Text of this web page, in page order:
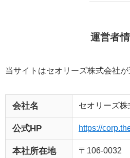
運営者
当サイトはセオリーズ株式会社が
会社名 セオリーズ株
公式HP https://
本社所在地
〒106-0032